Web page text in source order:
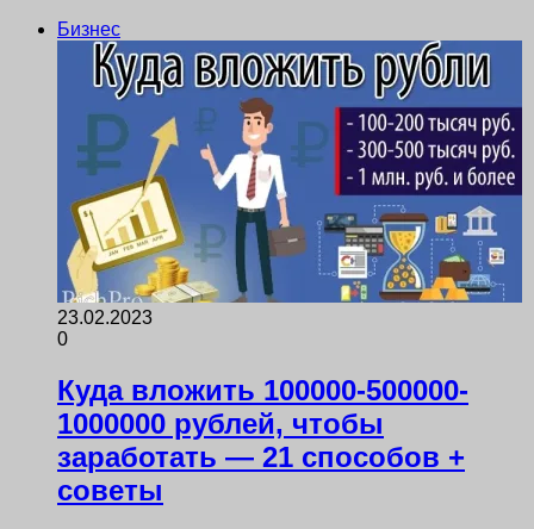
Бизнес
23.02.2023
0
Куда вложить 100000-500000-
1000000 рублей, чтобы
заработать — 21 способов +
советы